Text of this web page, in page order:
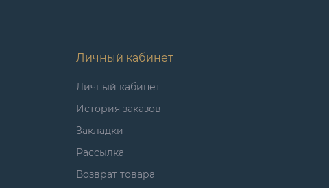
Личный кабинет
Личный кабинет
История заказов
Закладки
Рассылка
Возврат товара